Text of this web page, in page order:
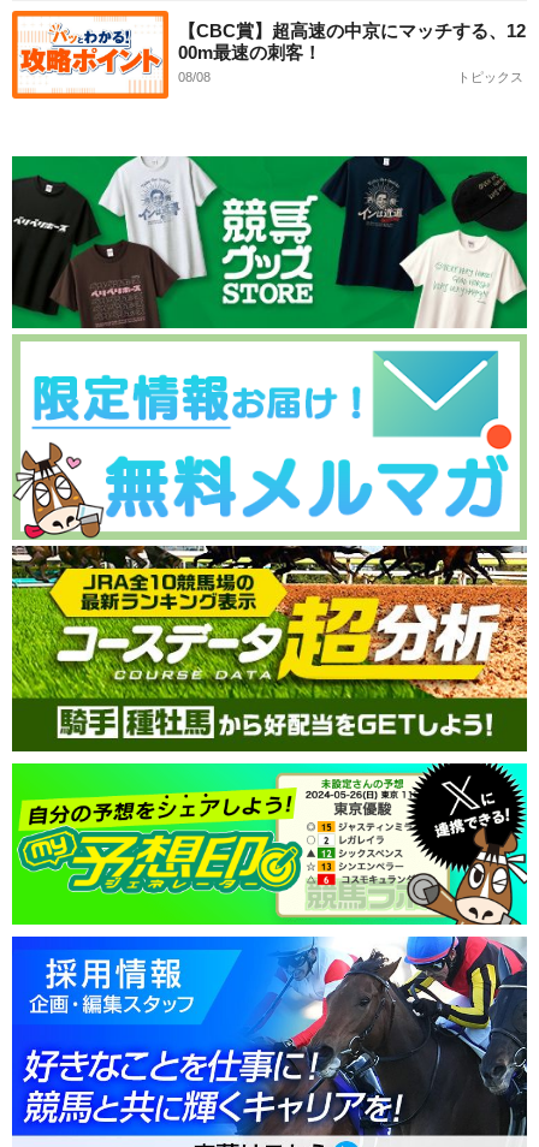
【CBC賞】超高速の中京にマッチする、12
00m最速の刺客！
トピックス
08/08